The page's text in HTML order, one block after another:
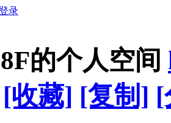
录
的个人空间
[收藏] [复制] [